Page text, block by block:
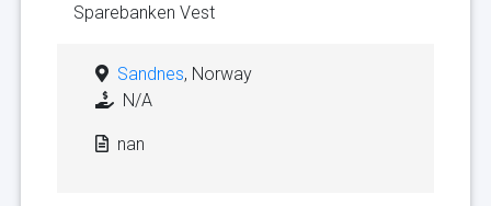
Sparebanken Vest
Sandnes, Norway
N/A
nan